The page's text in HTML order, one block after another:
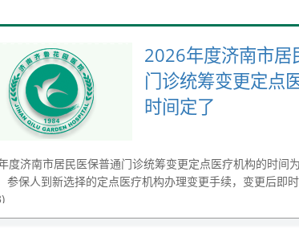
2026年度济南市居
门诊统筹变更定点
时间定了
度济南市居民医保普通门诊统筹变更定点医疗机构的时间
参保人到新选择的定点医疗机构办理变更手续，变更后即